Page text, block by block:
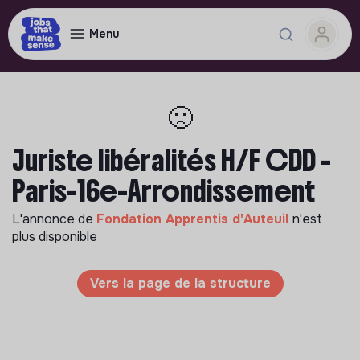
Menu
🙁
Juriste libéralités H/F CDD -
Paris-16e-Arrondissement
L'annonce de Fondation Apprentis d'Auteuil n'est
plus disponible
Vers la page de la structure